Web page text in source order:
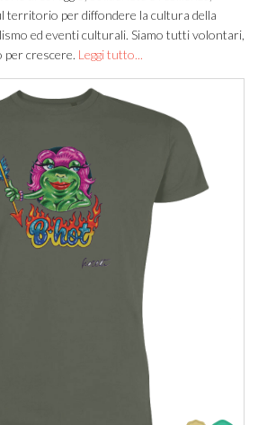
territorio per diffondere la cultura della
ed eventi culturali. Siamo tutti volontari,
per crescere. Leggi tutto...